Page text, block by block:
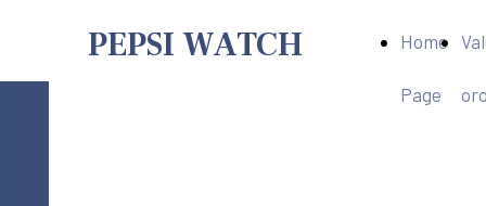
Home
Page
PEPSI WATCH